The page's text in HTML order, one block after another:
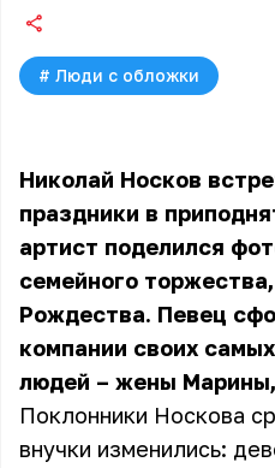
# Люди с обложки
Николай Носков
праздники в
артист поделился
семейного
Рождества. Певец
компании своих
людей – жены
Поклонники Носкова
внучки изменились: